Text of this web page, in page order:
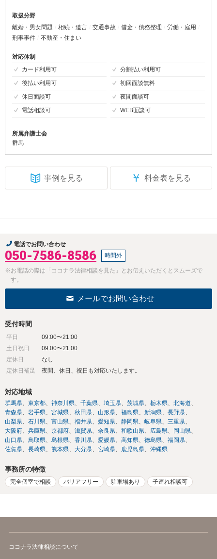
取扱分野
離婚・男女問題
相続・遺言 交通事故 借金・債務整理
労働・雇用
刑事事件
不動産・住まい
対応体制
カード利用可
分割払い利用可
後払い利用可
初回面談無料
休日面談可
夜間面談可
電話相談可
WEB面談可
所属弁護士会
群馬
事例を見る ￥ 料金表を見る
電話でお問い合わせ
050-7586-8586 時間外
※お電話の際は「ココナラ法律相談を見た」とお伝えいただくとスムーズで
す。
メールでお問い合わせ
受付時間
平日
09:00〜21:00
土日祝日
09:00〜21:00
定休日
なし
定休日補足
夜間、休日、祝日も対応いたします。
対応地域
群馬県 東京都 神奈川県 千葉県 埼玉県 茨城県 栃木県
北海道
青森県
岩手県 宮城県 秋田県 山形県 福島県 新潟県
長野県
山梨県
石川県 富山県 福井県 愛知県 静岡県 岐阜県
三重県
大阪府
兵庫県 京都府 滋賀県 奈良県 和歌山県 広島県
岡山県
山口県
鳥取県 島根県 香川県 愛媛県 高知県 徳島県
福岡県
佐賀県
長崎県 熊本県 大分県 宮崎県 鹿児島県 沖縄県
事務所の特徴
完全個室で相談 バリアフリー 駐車場あり 子連れ相談可
ココナラ法律相談について